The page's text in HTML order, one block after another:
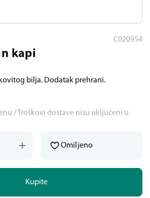
C020954
kapi
bilja. Dodatak prehrani.
/ Troškovi dostave nisu uključeni u
Kupite
Omiljeno